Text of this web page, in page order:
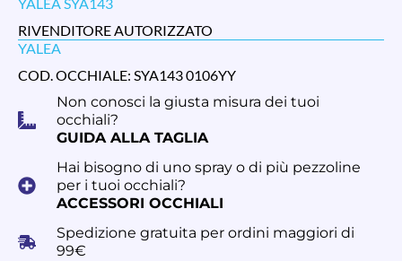
RIVENDITORE AUTORIZZATO
YALEA
COD. OCCHIALE: SYA143 0106YY
Non conosci la giusta misura dei tuoi
occhiali?
GUIDA ALLA TAGLIA
Hai bisogno di uno spray o di più pezzoline
per i tuoi occhiali?
ACCESSORI OCCHIALI
Spedizione gratuita per ordini maggiori di
99€